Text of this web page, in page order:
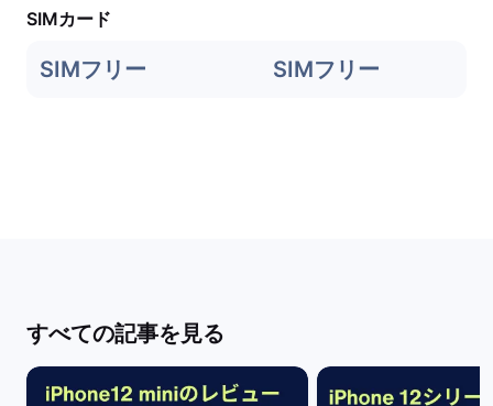
SIMカード
SIMフリー SIMフリー
すべての記事を見る